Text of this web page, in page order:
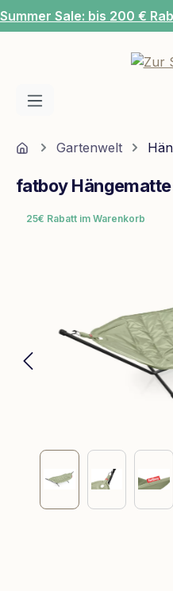
Zum Hauptinhalt springen
Summer Sale: bis 200 €
HomeGartenwelt
25€ Rabatt im Warenkorb